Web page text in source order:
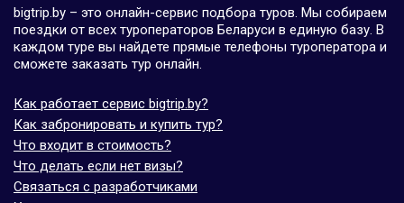
bigtrip.by – это онлайн-сервис подбора туров. Мы собираем
поездки от всех туроператоров Беларуси в единую базу. В
каждом туре вы найдете прямые телефоны туроператора и
сможете заказать тур онлайн.
Как работает сервис bigtrip.by?
Как забронировать и купить тур?
Что входит в стоимость?
Что делать если нет визы?
Связаться с разработчиками